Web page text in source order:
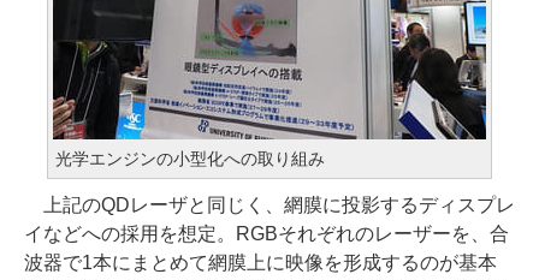
光学エンジンの小型化への取り組み
上記のQDレーザと同じく、網膜に投影するディスプレ
イなどへの採用を想定。RGBそれぞれのレーザーを、合
波器で1本にまとめて網膜上に映像を形成するのが基本